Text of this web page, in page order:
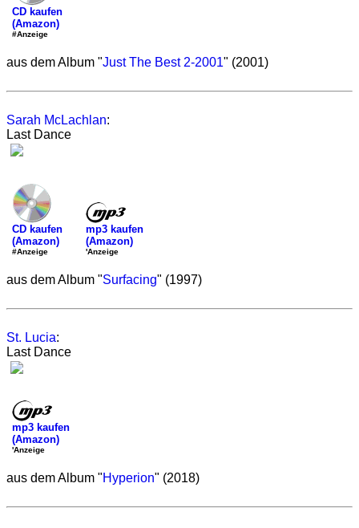
CD kaufen
(Amazon)
#Anzeige
aus dem Album "Just The Best 2-2001" (2001)
Sarah McLachlan:
Last Dance
CD kaufen
(Amazon)
#Anzeige
mp3 kaufen
(Amazon)
'Anzeige
aus dem Album "Surfacing" (1997)
St. Lucia:
Last Dance
mp3 kaufen
(Amazon)
'Anzeige
aus dem Album "Hyperion" (2018)